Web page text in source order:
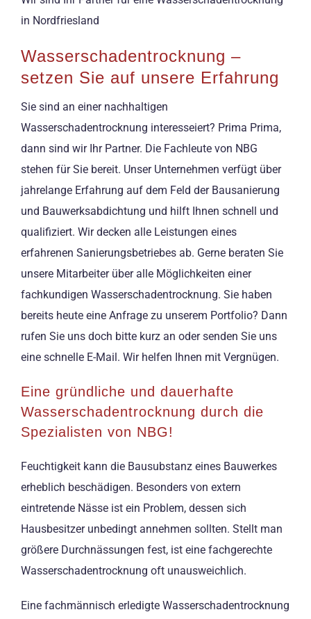
in Nordfriesland
Wasserschadentrocknung –
setzen Sie auf unsere Erfahrung
Sie sind an einer nachhaltigen
Wasserschadentrocknung interesseiert? Prima Prima,
dann sind wir Ihr Partner. Die Fachleute von NBG
stehen für Sie bereit. Unser Unternehmen verfügt über
jahrelange Erfahrung auf dem Feld der Bausanierung
und Bauwerksabdichtung und hilft Ihnen schnell und
qualifiziert. Wir decken alle Leistungen eines
erfahrenen Sanierungsbetriebes ab. Gerne beraten Sie
unsere Mitarbeiter über alle Möglichkeiten einer
fachkundigen Wasserschadentrocknung. Sie haben
bereits heute eine Anfrage zu unserem Portfolio? Dann
rufen Sie uns doch bitte kurz an oder senden Sie uns
eine schnelle E-Mail. Wir helfen Ihnen mit Vergnügen.
Eine gründliche und dauerhafte
Wasserschadentrocknung durch die
Spezialisten von NBG!
Feuchtigkeit kann die Bausubstanz eines Bauwerkes
erheblich beschädigen. Besonders von extern
eintretende Nässe ist ein Problem, dessen sich
Hausbesitzer unbedingt annehmen sollten. Stellt man
größere Durchnässungen fest, ist eine fachgerechte
Wasserschadentrocknung oft unausweichlich.
Eine fachmännisch erledigte Wasserschadentrocknung